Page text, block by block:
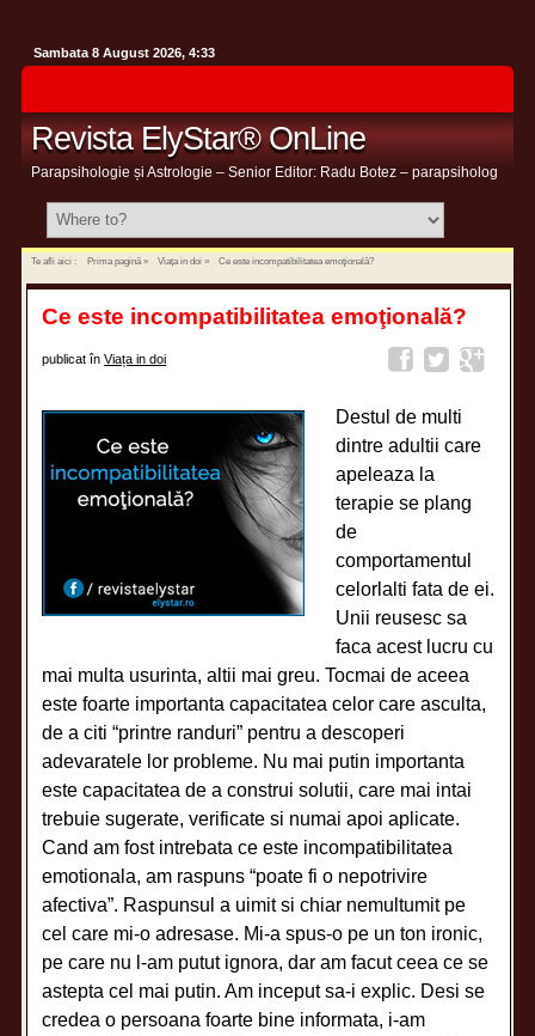
Sambata 8 August 2026, 4:33
Revista ElyStar® OnLine
Parapsihologie și Astrologie – Senior Editor: Radu Botez – parapsiholog
Te afli aici : Prima pagină» Viața in doi» Ce este incompatibilitatea emoţională?
Ce este incompatibilitatea emoţională?
publicat înViața in doi
Destul de multi
dintre adultii care
apeleaza la
terapie se plang
de
comportamentul
celorlalti fata de ei.
Unii reusesc sa
faca acest lucru cu
mai multa usurinta, altii mai greu. Tocmai de aceea
este foarte importanta capacitatea celor care asculta,
de a citi “printre randuri” pentru a descoperi
adevaratele lor probleme. Nu mai putin importanta
este capacitatea de a construi solutii, care mai intai
trebuie sugerate, verificate si numai apoi aplicate.
Cand am fost intrebata ce este incompatibilitatea
emotionala, am raspuns “poate fi o nepotrivire
afectiva”. Raspunsul a uimit si chiar nemultumit pe
cel care mi-o adresase. Mi-a spus-o pe un ton ironic,
pe care nu l-am putut ignora, dar am facut ceea ce se
astepta cel mai putin. Am inceput sa-i explic. Desi se
credea o persoana foarte bine informata, i-am